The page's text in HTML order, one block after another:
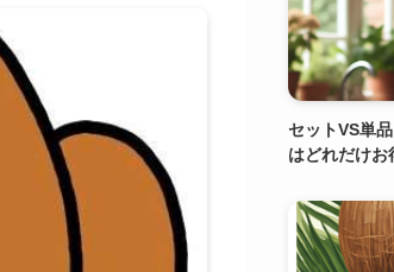
セットVS単
はどれだけお